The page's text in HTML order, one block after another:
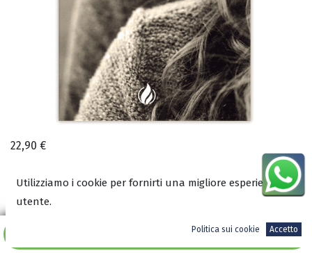
Aggiungi al carrello
22,90 €
ISBN:
Utilizziamo i cookie per fornirti una migliore esperienza
utente.
Politica sui cookie Accetto